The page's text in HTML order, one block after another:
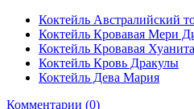
Коктейль Австралийский
Коктейль Кровавая Мери
Коктейль Кровавая Хуанита
Коктейль Кровь Дракулы
Коктейль Дева Мария
Комментарии (0)